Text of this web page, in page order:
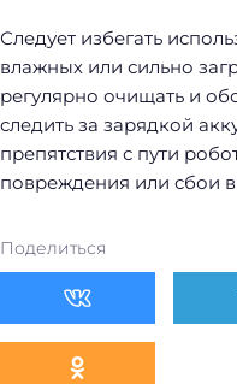
Следует избегать
влажных или сильно
регулярно очищать и
следить за зарядкой
препятствия с пути
повреждения или сбои
Поделиться